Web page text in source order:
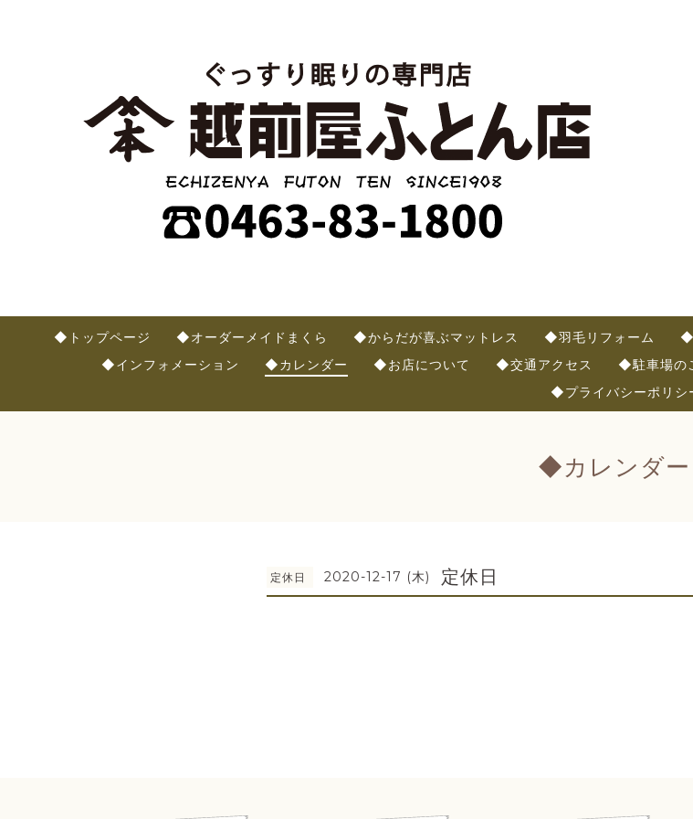
◆トップページ ◆オーダーメイドまくら ◆からだが喜ぶマットレス ◆羽毛リフォーム ◆
◆インフォメーション
◆カレンダー ◆お店について ◆交通アクセス ◆駐車場の
◆プライバシーポリシ
◆カレンダー
定休日 2020-12-17 (木) 定休日